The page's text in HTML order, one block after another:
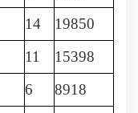
14
19850
11
15398
6
8918